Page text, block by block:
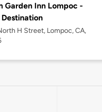
Garden Inn Lompoc -
Destination
H Street, Lompoc, CA,